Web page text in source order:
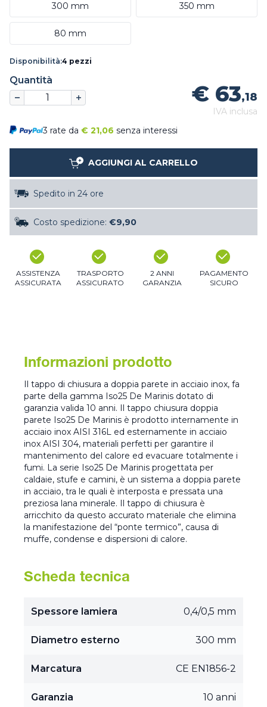
300 mm 350 mm
80 mm
Disponibilità:4 pezzi
Quantità
€ 63,18
IVA inclusa
3 rate da € 21,06 senza interessi
AGGIUNGI AL CARRELLO
Spedito in 24 ore
Costo spedizione: €9,90
ASSISTENZA
ASSICURATA
TRASPORTO
ASSICURATO
2 ANNI
GARANZIA
PAGAMENTO
SICURO
Informazioni prodotto
Il tappo di chiusura a doppia parete in acciaio inox, fa
parte della gamma Iso25 De Marinis dotato di
garanzia valida 10 anni. Il tappo chiusura doppia
parete Iso25 De Marinis è prodotto internamente in
acciaio inox AISI 316L ed esternamente in acciaio
inox AISI 304, materiali perfetti per garantire il
mantenimento del calore ed evacuare totalmente i
fumi. La serie Iso25 De Marinis progettata per
caldaie, stufe e camini, è un sistema a doppia parete
in acciaio, tra le quali è interposta e pressata una
preziosa lana minerale. Il tappo di chiusura è
arricchito da questo accurato materiale che elimina
la manifestazione del “ponte termico”, causa di
muffe, condense e dispersioni di calore.
Scheda tecnica
Spessore lamiera 0,4/0,5 mm
Diametro esterno 300 mm
Marcatura CE EN1856-2
Garanzia 10 anni